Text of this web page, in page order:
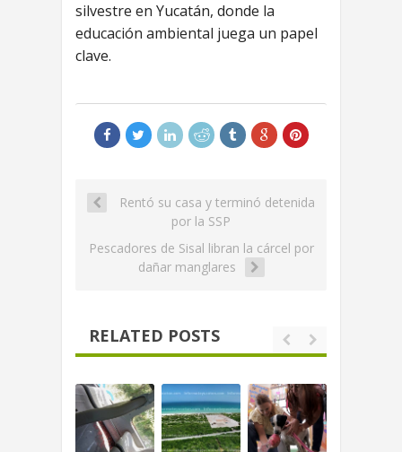
silvestre en Yucatán, donde la
educación ambiental juega un papel
clave.
Rentó su casa y terminó detenida
por la SSP
Pescadores de Sisal libran la cárcel por
dañar manglares
RELATED POSTS